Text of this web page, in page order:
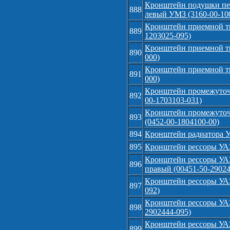
888
Кронштейн подушки
левый УМЗ (3160-00-
889
Кронштейн приемной
1203025-095)
890
Кронштейн приемной
000)
891
Кронштейн приемной
000)
892
Кронштейн
00-1703103-031)
893
Кронштейн
(0452-00-1804100-00)
894 Кронштейн радиатора
895 Кронштейн рессоры
896
Кронштейн рессоры
правый (00451-50-
897
Кронштейн рессоры
092)
898
Кронштейн рессоры
2902444-095)
Кронштейн рессоры